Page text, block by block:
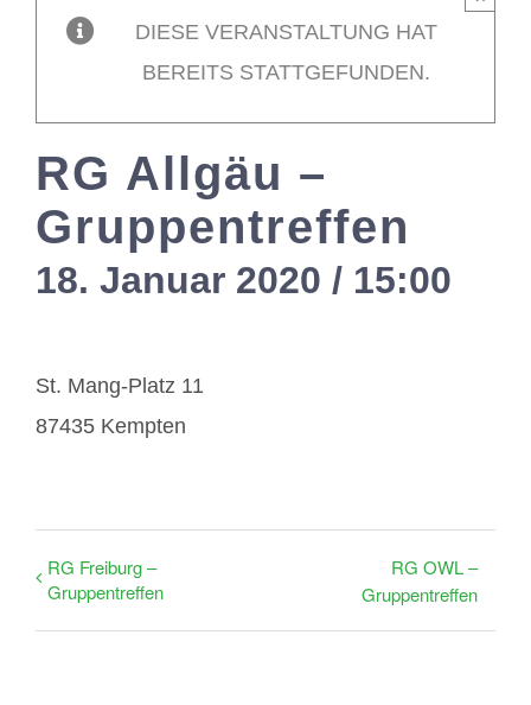
Mitglieder /
DIESE VERANSTALTUNG HAT
BEREITS STATTGEFUNDEN.
RG Allgäu –
Gruppentreffen
18. Januar 2020 / 15:00
St. Mang-Platz 11
87435 Kempten
RG Freiburg –
Gruppentreffen
RG OWL –
Gruppentreffen